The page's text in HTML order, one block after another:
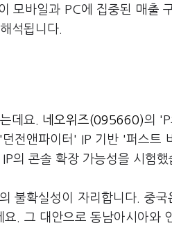
모바일과 PC에 집중된 매출
석됩니다.
데요. 네오위즈(095660)의 'P
전앤파이터' IP 기반 '퍼스트
의 콘솔 확장 가능성을 시험했
불확실성이 자리합니다. 중
. 그 대안으로 동남아시아와